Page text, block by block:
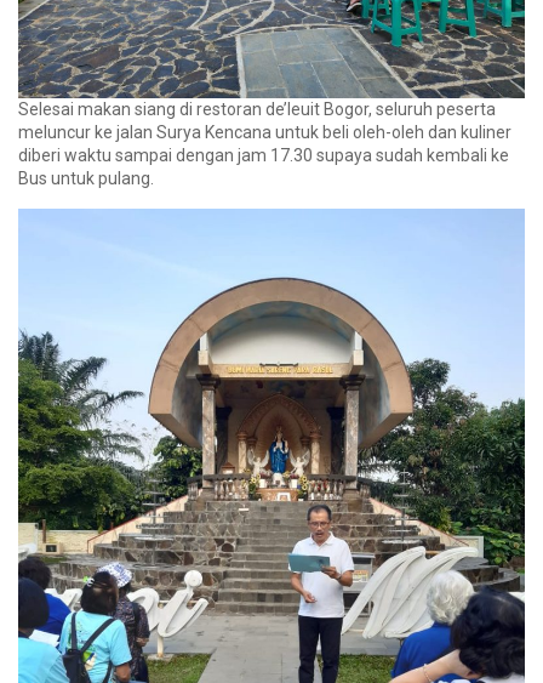
Selesai makan siang di restoran de’leuit Bogor, seluruh peserta
meluncur ke jalan Surya Kencana untuk beli oleh-oleh dan kuliner
diberi waktu sampai dengan jam 17.30 supaya sudah kembali ke
Bus untuk pulang.